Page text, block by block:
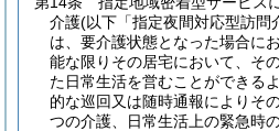
介護(以下「指定夜間対応型訪問
は、要介護状態となった場合に
能な限りその居宅において、そ
た日常生活を営むことができる
的な巡回又は随時通報によりそ
つの介護、日常生活上の緊急時